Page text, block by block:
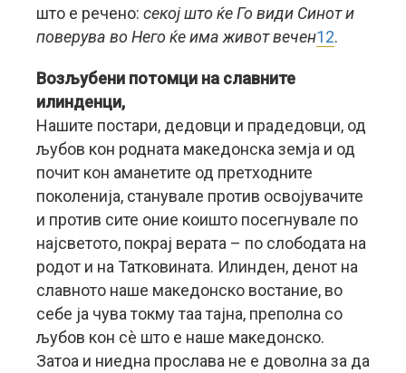
што е речено: секој што ќе Го види Синот и
поверува во Него ќе има живот вечен12.
Возљубени потомци на славните
илинденци,
Нашите постари, дедовци и прадедовци, од
љубов кон родната македонска земја и од
почит кон аманетите од претходните
поколенија, станувале против освојувачите
и против сите оние коишто посегнувале по
најсветото, покрај верата – по слободата на
родот и на Татковината. Илинден, денот на
славното наше македонско востание, во
себе ја чува токму таа тајна, преполна со
љубов кон сè што е наше македонско.
Затоа и ниедна прослава не е доволна за да